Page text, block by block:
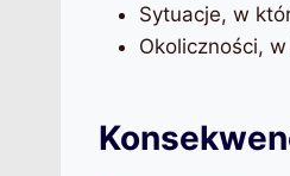
Sytuacje, w
Okoliczności,